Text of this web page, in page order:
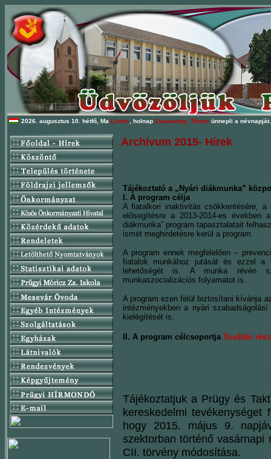
2026. augusztus 10. hétfő, Ma Lörinc , holnap Zsuzsanna, Tiborc ünnepli a névnapját.
Archívum 2015- Hírek
Tájékoztató a „Nyári diákmunka”
I. A program célja
A fiatalkori inaktivitás csökkentésére, a
elősegítésre a 2013-2014-es években
diákmunka” program tapasztalatait
ismét meghirdetésre kerül a program.
A program ennek megfelelően –
fiatalok munkához jutását és ezzel a
lehetőségét is. A munka révén
munkaszocializációs folyamatot is.
A program ezen felül biztosítani kívánja
intézményekben a nyári
kielégítését is.
II. A program célcsoportja További
Tájékoztatjuk a Prügy és
kereskedelmi tevékenységet
hogy 2015. május 9.
szektorban történő
CII. törvény módosítása.